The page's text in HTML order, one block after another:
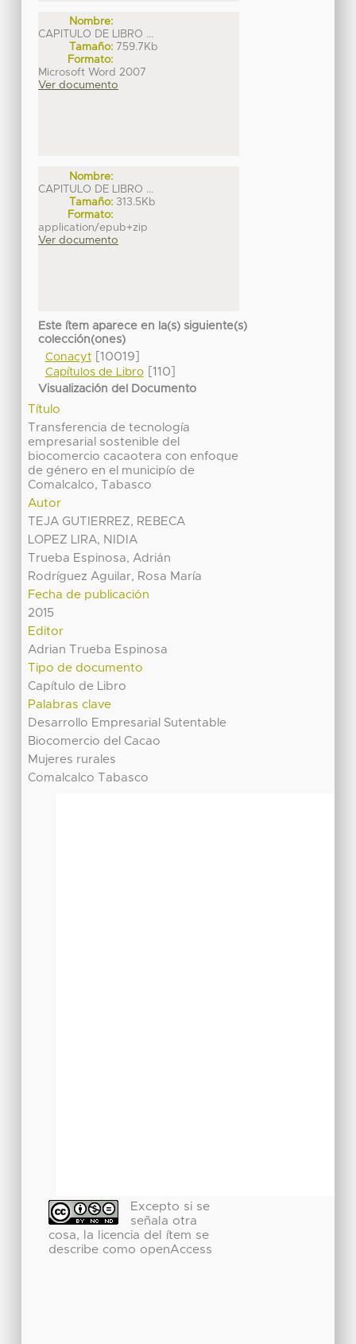
Nombre:
CAPITULO DE LIBRO ...
Tamaño: 759.7Kb
Formato:
Microsoft Word 2007
Ver documento
Nombre:
CAPITULO DE LIBRO ...
Tamaño: 313.5Kb
Formato:
application/epub+zip
Ver documento
Este ítem aparece en la(s) siguiente(s)
colección(ones)
Conacyt[10019]
Capítulos de Libro[110]
Visualización del Documento
Título
Transferencia de tecnología
empresarial sostenible del
biocomercio cacaotera con enfoque
de género en el municipío de
Comalcalco, Tabasco
Autor
TEJA GUTIERREZ, REBECA
LOPEZ LIRA, NIDIA
Trueba Espinosa, Adrián
Rodríguez Aguilar, Rosa María
Fecha de publicación
2015
Editor
Adrian Trueba Espinosa
Tipo de documento
Capítulo de Libro
Palabras clave
Desarrollo Empresarial Sutentable
Biocomercio del Cacao
Mujeres rurales
Comalcalco Tabasco
Excepto si se
señala otra
cosa, la licencia del ítem se
describe como openAccess